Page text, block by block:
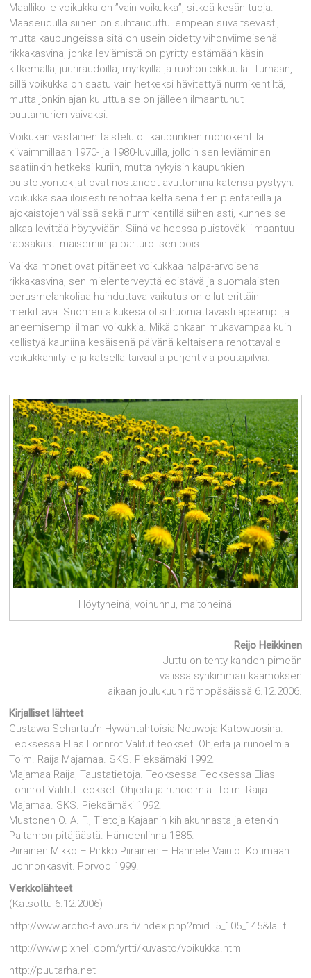
Maallikolle voikukka on ”vain voikukka”, sitkeä kesän tuoja.
Maaseudulla siihen on suhtauduttu lempeän suvaitsevasti,
mutta kaupungeissa sitä on usein pidetty vihonviimeisenä
rikkakasvina, jonka leviämistä on pyritty estämään käsin
kitkemällä, juuriraudoilla, myrkyillä ja ruohonleikkuulla. Turhaan,
sillä voikukka on saatu vain hetkeksi hävitettyä nurmikentiltä,
mutta jonkin ajan kuluttua se on jälleen ilmaantunut
puutarhurien vaivaksi.
Voikukan vastainen taistelu oli kaupunkien ruohokentillä
kiivaimmillaan 1970- ja 1980-luvuilla, jolloin sen leviäminen
saatiinkin hetkeksi kuriin, mutta nykyisin kaupunkien
puistotyöntekijät ovat nostaneet avuttomina kätensä pystyyn:
voikukka saa iloisesti rehottaa keltaisena tien pientareilla ja
ajokaistojen välissä sekä nurmikentillä siihen asti, kunnes se
alkaa levittää höytyviään. Siinä vaiheessa puistoväki ilmaantuu
rapsakasti maisemiin ja parturoi sen pois.
Vaikka monet ovat pitäneet voikukkaa halpa-arvoisena
rikkakasvina, sen mielenterveyttä edistävä ja suomalaisten
perusmelankoliaa haihduttava vaikutus on ollut erittäin
merkittävä. Suomen alkukesä olisi huomattavasti apeampi ja
aneemisempi ilman voikukkia. Mikä onkaan mukavampaa kuin
kellistyä kauniina kesäisenä päivänä keltaisena rehottavalle
voikukkaniitylle ja katsella taivaalla purjehtivia poutapilviä.
Höytyheinä, voinunnu, maitoheinä
Reijo Heikkinen
Juttu on tehty kahden pimeän
välissä synkimmän kaamoksen
aikaan joulukuun römppäsäissä 6.12.2006.
Kirjalliset lähteet
Gustawa Schartau’n Hywäntahtoisia Neuwoja Katowuosina.
Teoksessa Elias Lönnrot Valitut teokset. Ohjeita ja runoelmia.
Toim. Raija Majamaa. SKS. Pieksämäki 1992.
Majamaa Raija, Taustatietoja. Teoksessa Teoksessa Elias
Lönnrot Valitut teokset. Ohjeita ja runoelmia. Toim. Raija
Majamaa. SKS. Pieksämäki 1992.
Mustonen O. A. F., Tietoja Kajaanin kihlakunnasta ja etenkin
Paltamon pitäjäästä. Hämeenlinna 1885.
Piirainen Mikko – Pirkko Piirainen – Hannele Vainio. Kotimaan
luonnonkasvit. Porvoo 1999.
Verkkolähteet
(Katsottu 6.12.2006)
http://www.arctic-flavours.fi/index.php?mid=5_105_145&la=fi
http://www.pixheli.com/yrtti/kuvasto/voikukka.html
http://puutarha.net